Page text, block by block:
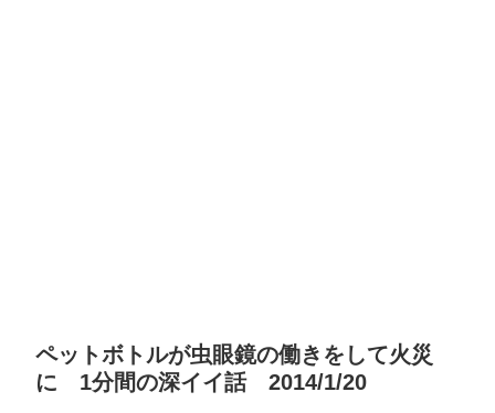
ペットボトルが虫眼鏡の働きをして火災
に 1分間の深イイ話 2014/1/20